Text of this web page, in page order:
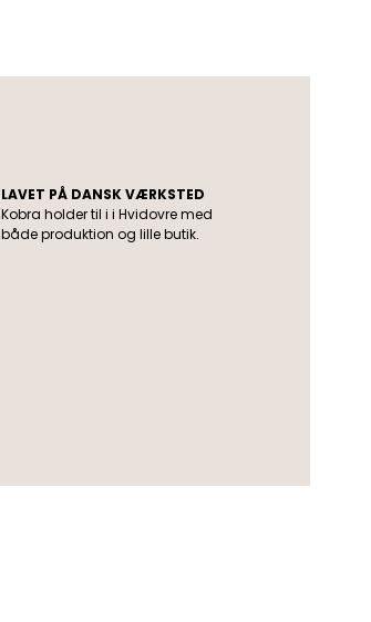
LAVET PÅ DANSK VÆRKSTED
Kobra holder til i i Hvidovre med
både produktion og lille butik.